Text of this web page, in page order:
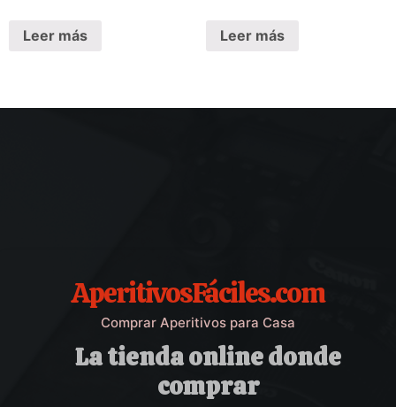
Leer más Leer más
AperitivosFáciles.com
Comprar Aperitivos para Casa
La tienda online donde
comprar